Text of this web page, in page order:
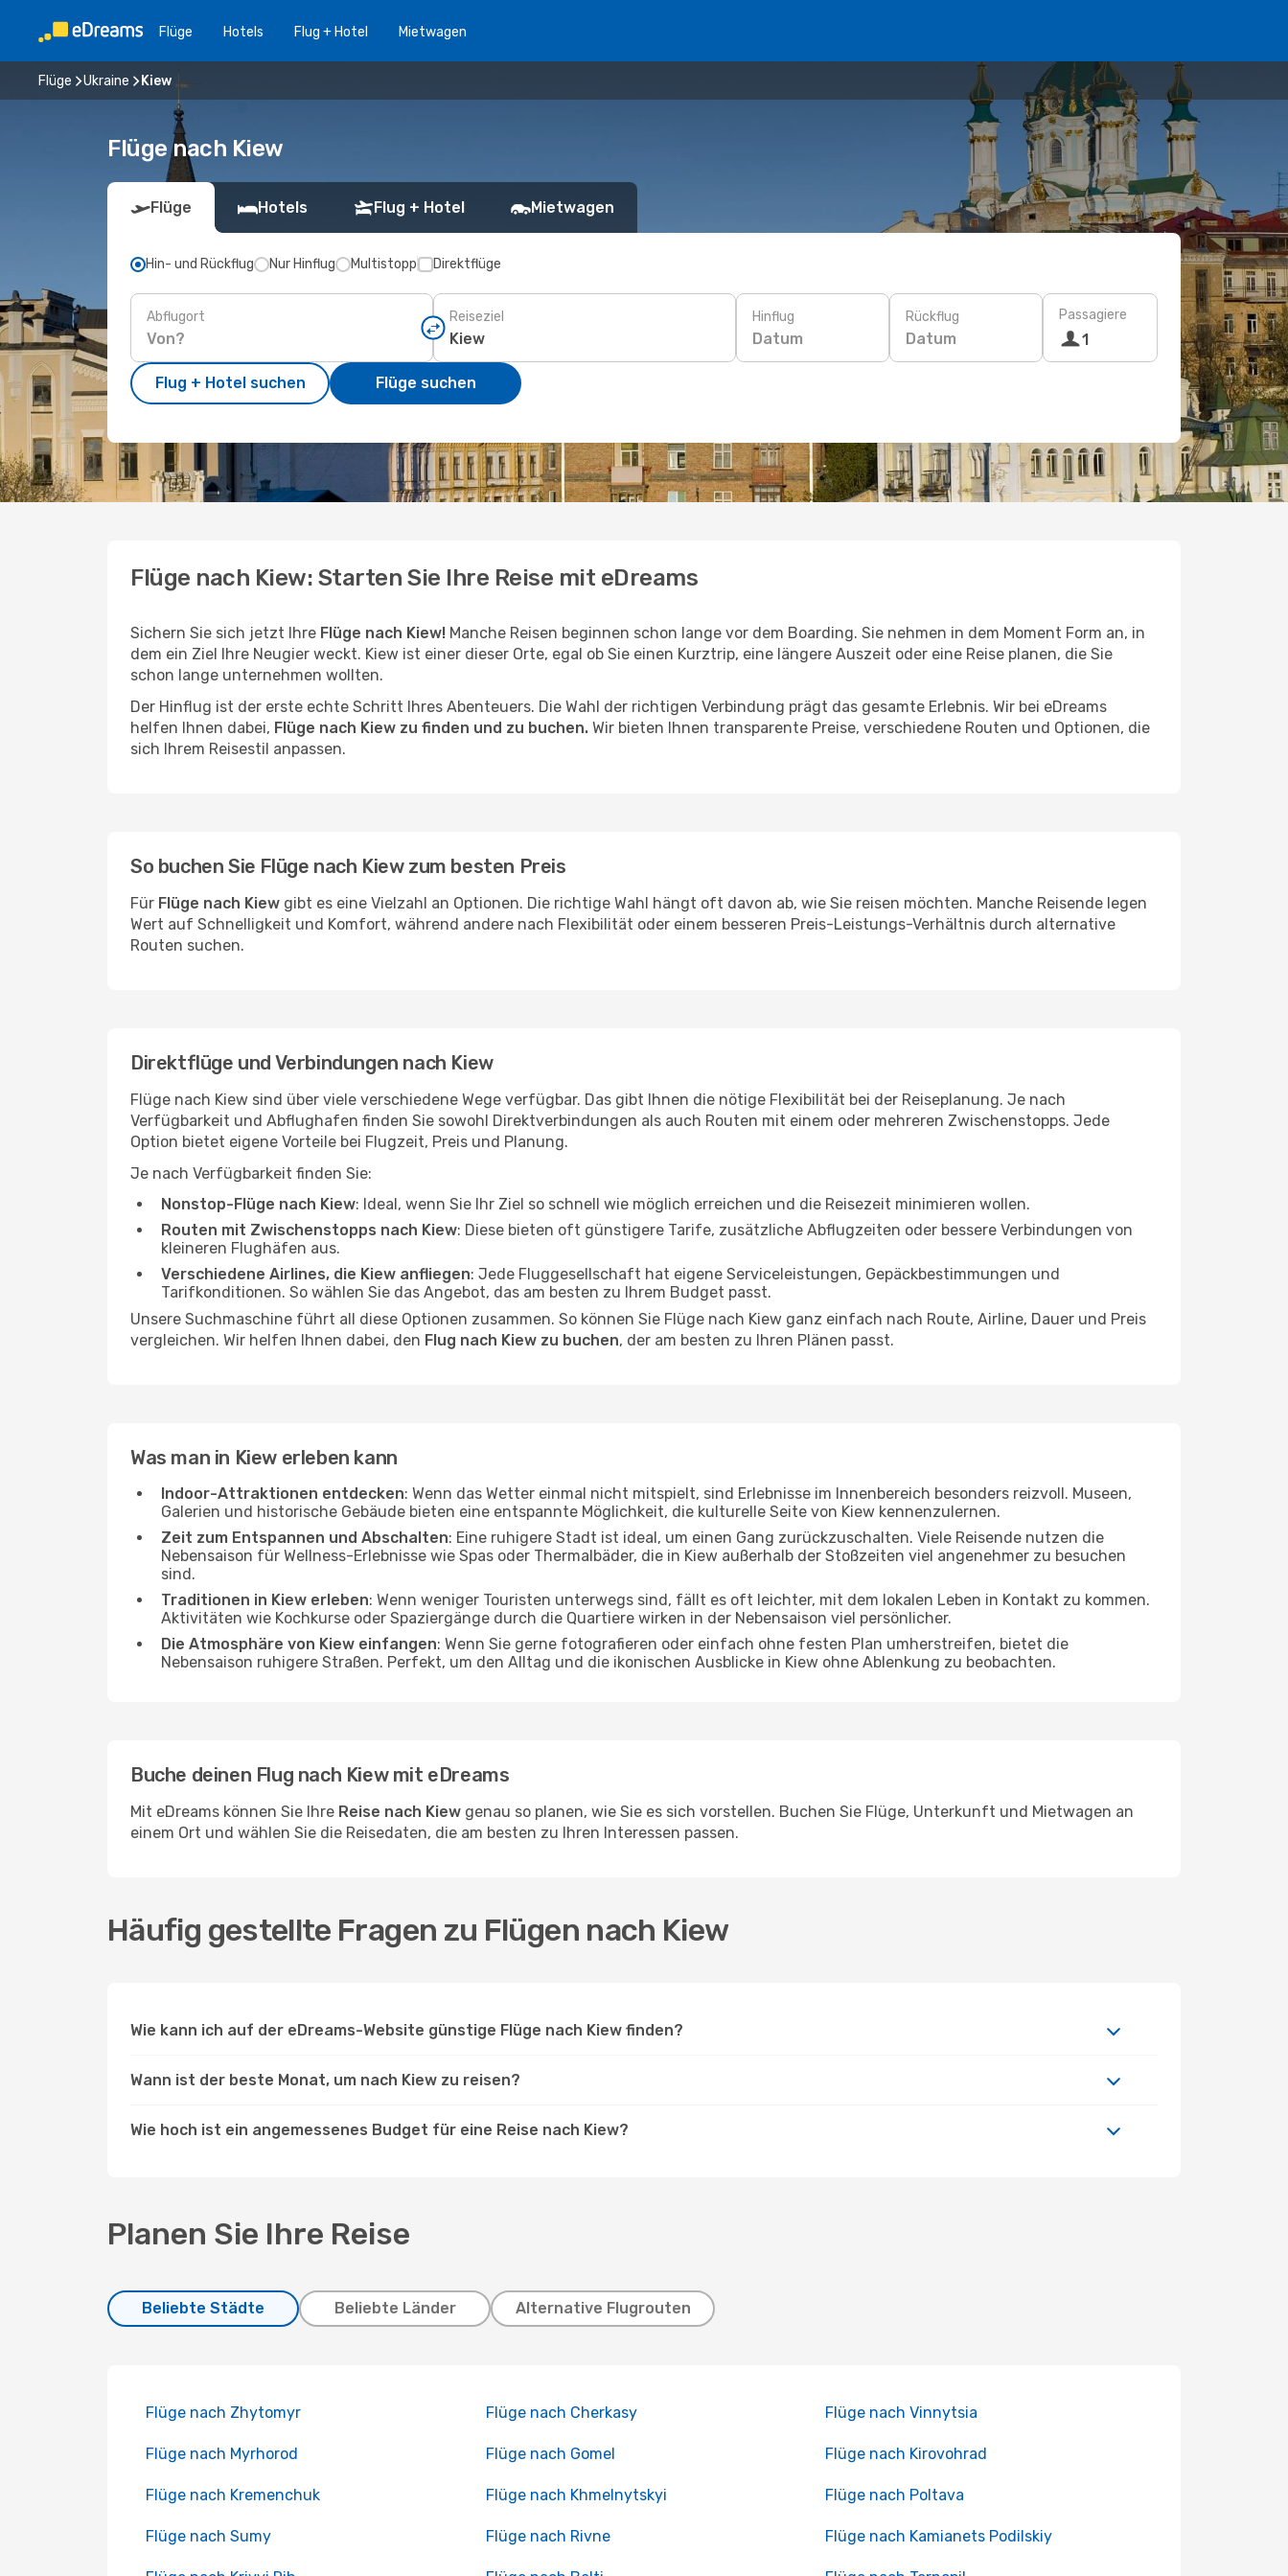
Flüge Hotels Flug + Hotel Mietwagen
Flüge Ukraine Kiew
Flüge nach Kiew
Flüge Hotels Flug + Hotel Mietwagen
Hin- und Rückflug Nur Hinflug Multistopp Direktflüge
Abflugort Reiseziel Hinflug
Datum
Rückflug
Datum
Passagiere
1
Flug + Hotel suchen Flüge suchen
Flüge nach Kiew: Starten Sie Ihre Reise mit eDreams
Sichern Sie sich jetzt Ihre Flüge nach Kiew! Manche Reisen beginnen schon lange vor dem Boarding. Sie nehmen in dem Moment Form an, in
dem ein Ziel Ihre Neugier weckt. Kiew ist einer dieser Orte, egal ob Sie einen Kurztrip, eine längere Auszeit oder eine Reise planen, die Sie
schon lange unternehmen wollten.
Der Hinflug ist der erste echte Schritt Ihres Abenteuers. Die Wahl der richtigen Verbindung prägt das gesamte Erlebnis. Wir bei eDreams
helfen Ihnen dabei, Flüge nach Kiew zu finden und zu buchen. Wir bieten Ihnen transparente Preise, verschiedene Routen und Optionen, die
sich Ihrem Reisestil anpassen.
So buchen Sie Flüge nach Kiew zum besten Preis
Für Flüge nach Kiew gibt es eine Vielzahl an Optionen. Die richtige Wahl hängt oft davon ab, wie Sie reisen möchten. Manche Reisende legen
Wert auf Schnelligkeit und Komfort, während andere nach Flexibilität oder einem besseren Preis-Leistungs-Verhältnis durch alternative
Routen suchen.
Direktflüge und Verbindungen nach Kiew
Flüge nach Kiew sind über viele verschiedene Wege verfügbar. Das gibt Ihnen die nötige Flexibilität bei der Reiseplanung. Je nach
Verfügbarkeit und Abflughafen finden Sie sowohl Direktverbindungen als auch Routen mit einem oder mehreren Zwischenstopps. Jede
Option bietet eigene Vorteile bei Flugzeit, Preis und Planung.
Je nach Verfügbarkeit finden Sie:
Nonstop-Flüge nach Kiew: Ideal, wenn Sie Ihr Ziel so schnell wie möglich erreichen und die Reisezeit minimieren wollen.
Routen mit Zwischenstopps nach Kiew: Diese bieten oft günstigere Tarife, zusätzliche Abflugzeiten oder bessere Verbindungen von
kleineren Flughäfen aus.
Verschiedene Airlines, die Kiew anfliegen: Jede Fluggesellschaft hat eigene Serviceleistungen, Gepäckbestimmungen und
Tarifkonditionen. So wählen Sie das Angebot, das am besten zu Ihrem Budget passt.
Unsere Suchmaschine führt all diese Optionen zusammen. So können Sie Flüge nach Kiew ganz einfach nach Route, Airline, Dauer und Preis
vergleichen. Wir helfen Ihnen dabei, den Flug nach Kiew zu buchen, der am besten zu Ihren Plänen passt.
Was man in Kiew erleben kann
Indoor-Attraktionen entdecken: Wenn das Wetter einmal nicht mitspielt, sind Erlebnisse im Innenbereich besonders reizvoll. Museen,
Galerien und historische Gebäude bieten eine entspannte Möglichkeit, die kulturelle Seite von Kiew kennenzulernen.
Zeit zum Entspannen und Abschalten: Eine ruhigere Stadt ist ideal, um einen Gang zurückzuschalten. Viele Reisende nutzen die
Nebensaison für Wellness-Erlebnisse wie Spas oder Thermalbäder, die in Kiew außerhalb der Stoßzeiten viel angenehmer zu besuchen
sind.
Traditionen in Kiew erleben: Wenn weniger Touristen unterwegs sind, fällt es oft leichter, mit dem lokalen Leben in Kontakt zu kommen.
Aktivitäten wie Kochkurse oder Spaziergänge durch die Quartiere wirken in der Nebensaison viel persönlicher.
Die Atmosphäre von Kiew einfangen: Wenn Sie gerne fotografieren oder einfach ohne festen Plan umherstreifen, bietet die
Nebensaison ruhigere Straßen. Perfekt, um den Alltag und die ikonischen Ausblicke in Kiew ohne Ablenkung zu beobachten.
Buche deinen Flug nach Kiew mit eDreams
Mit eDreams können Sie Ihre Reise nach Kiew genau so planen, wie Sie es sich vorstellen. Buchen Sie Flüge, Unterkunft und Mietwagen an
einem Ort und wählen Sie die Reisedaten, die am besten zu Ihren Interessen passen.
Häufig gestellte Fragen zu Flügen nach Kiew
Wie kann ich auf der eDreams-Website günstige Flüge nach Kiew finden?
Wann ist der beste Monat, um nach Kiew zu reisen?
Wie hoch ist ein angemessenes Budget für eine Reise nach Kiew?
Planen Sie Ihre Reise
Beliebte Städte Beliebte Länder Alternative Flugrouten
Flüge nach Zhytomyr Flüge nach Cherkasy Flüge nach Vinnytsia
Flüge nach Myrhorod Flüge nach Gomel Flüge nach Kirovohrad
Flüge nach Kremenchuk Flüge nach Khmelnytskyi Flüge nach Poltava
Flüge nach Sumy Flüge nach Rivne Flüge nach Kamianets Podilskiy